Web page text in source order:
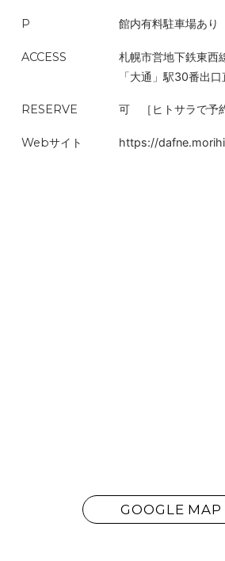
P 館内有料駐車場あり
ACCESS
札幌市営地下鉄東西
「大通」駅30番出
RESERVE 可 ［ヒトサラで予
Webサイト https://
GOOGLE MAP